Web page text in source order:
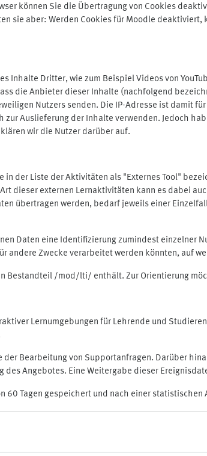
können Sie die Übertragung von Cookies
sie aber: Werden Cookies für Moodle
Inhalte Dritter, wie zum Beispiel Videos von
die Anbieter dieser Inhalte (nachfolgend
Nutzers senden. Die IP-Adresse ist damit
Auslieferung der Inhalte verwenden. Jedoch
wir die Nutzer darüber auf.
der Liste der Aktivitäten als "Externes Tool"
dieser externen Lernaktivitäten kann es dabei
übertragen werden, bedarf jeweils einer
Daten eine Identifizierung zumindest einzelner
andere Zwecke verarbeitet werden könnten, auf
Bestandteil /mod/lti/ enthält. Zur Orientierung
Lernumgebungen für Lehrende und
der Bearbeitung von Supportanfragen. Darüber
Angebotes. Eine Weitergabe dieser
60 Tagen gespeichert und nach einer